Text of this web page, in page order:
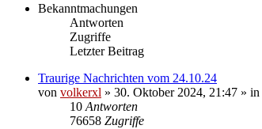
Bekanntmachungen
Antworten
Zugriffe
Letzter Beitrag
Traurige Nachrichten vom 24.10.24
von volkerxl » 30. Oktober 2024, 21:47 » in
10 Antworten
76658 Zugriffe